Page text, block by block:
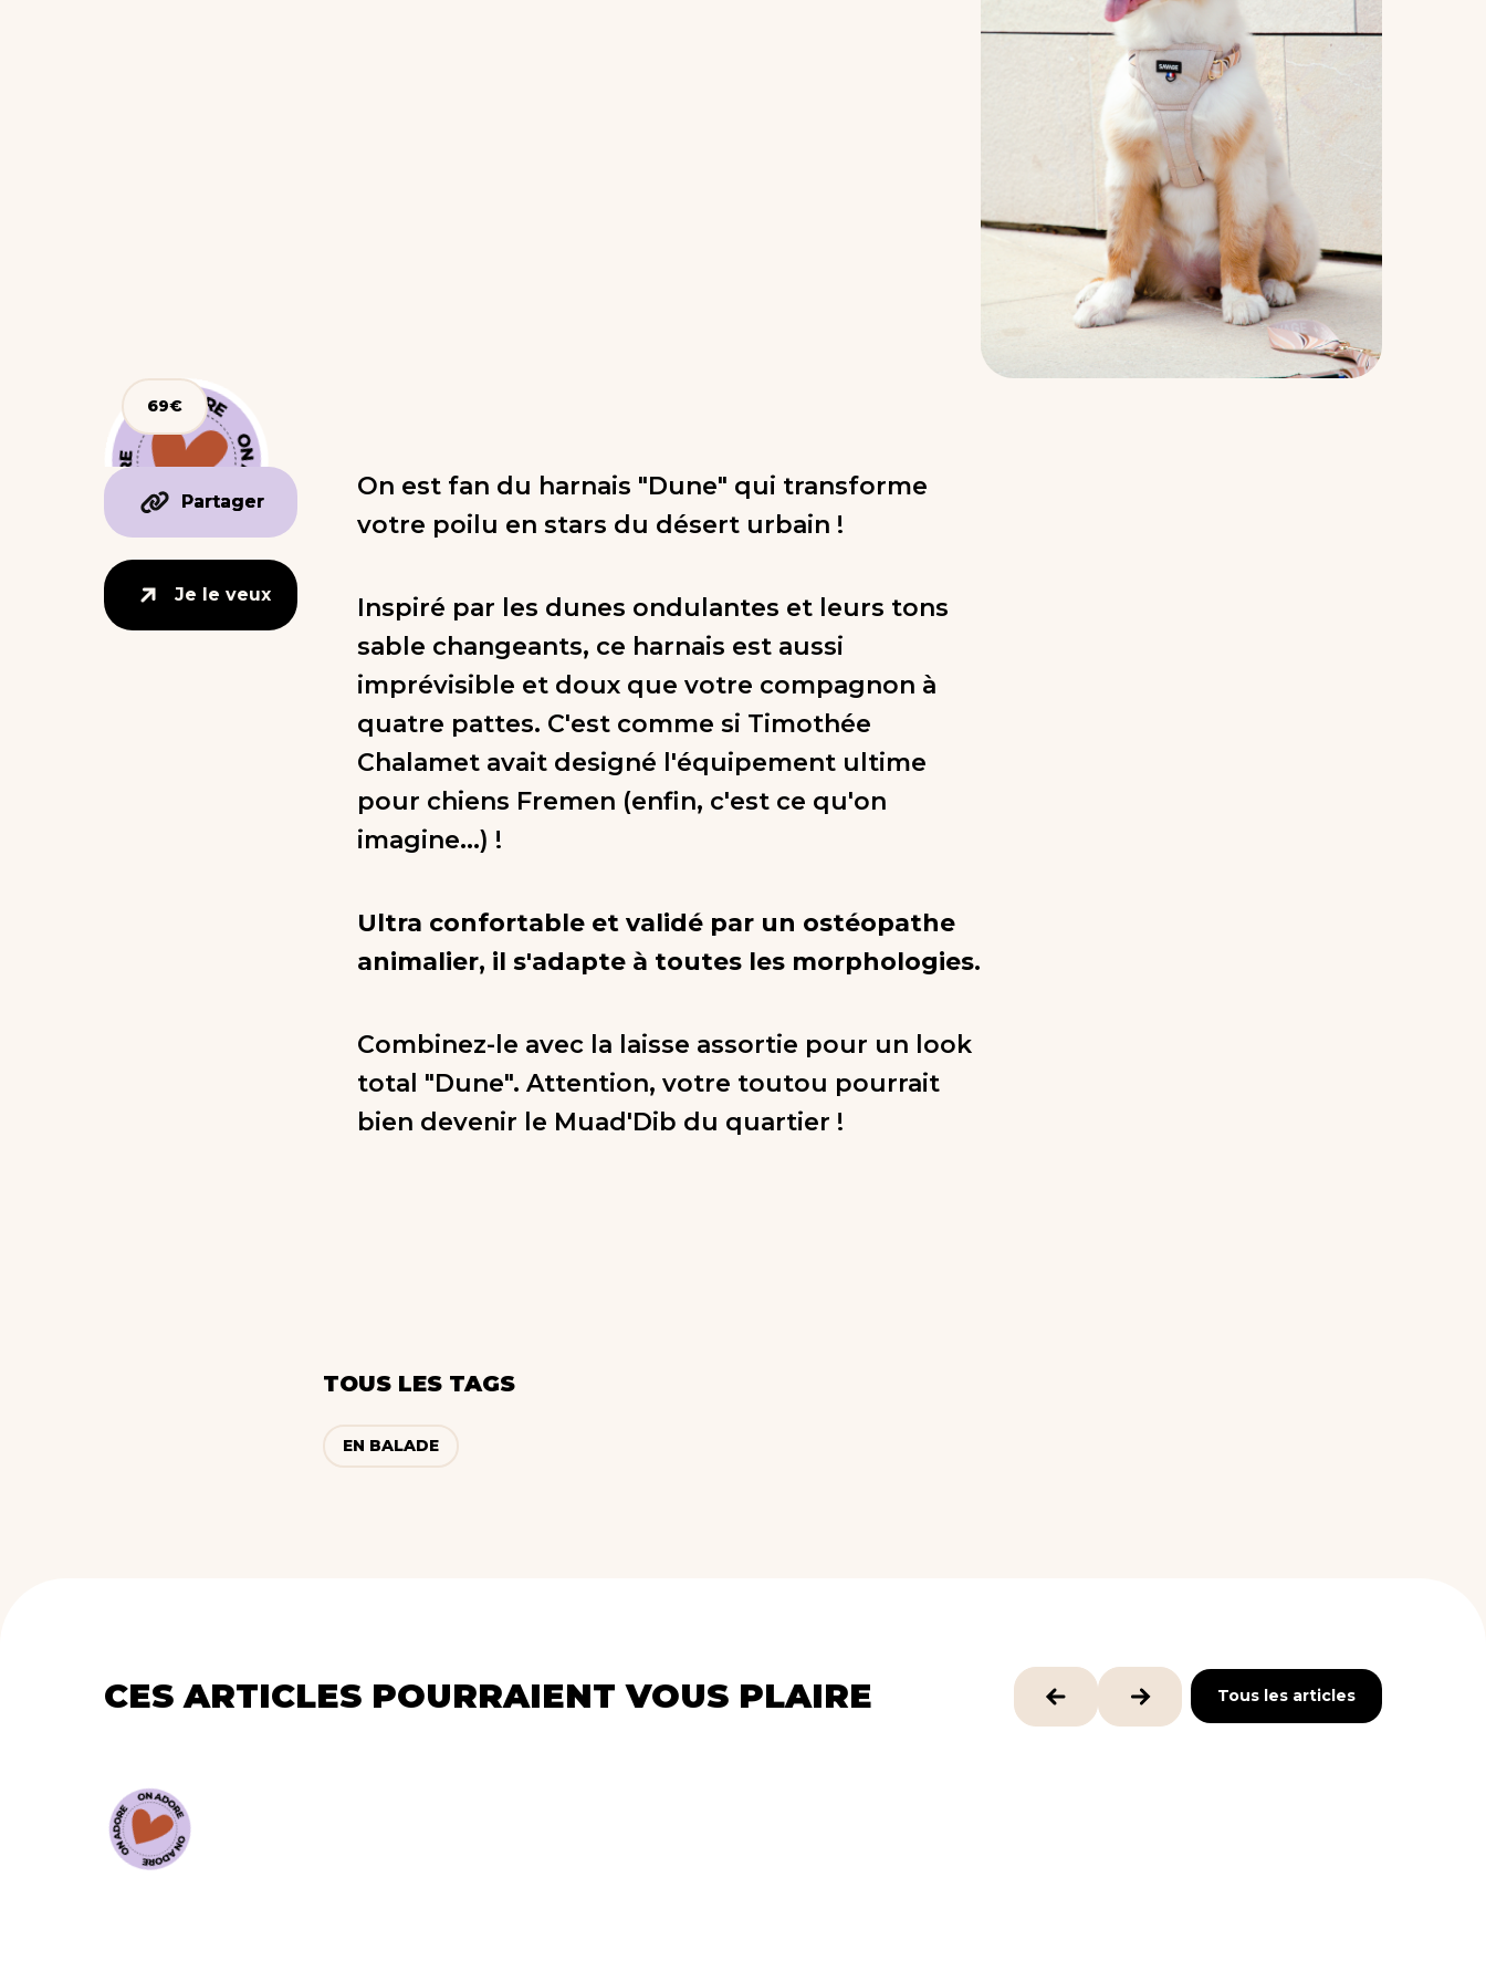
69€
Partager
Partager
Je le veux
Je le veux
On est fan du harnais "Dune" qui transforme
votre poilu en stars du désert urbain !
Inspiré par les dunes ondulantes et leurs tons
sable changeants, ce harnais est aussi
imprévisible et doux que votre compagnon à
quatre pattes. C'est comme si Timothée
Chalamet avait designé l'équipement ultime
pour chiens Fremen (enfin, c'est ce qu'on
imagine...) !
Ultra confortable et validé par un ostéopathe
animalier, il s'adapte à toutes les morphologies.
Combinez-le avec la laisse assortie pour un look
total "Dune". Attention, votre toutou pourrait
bien devenir le Muad'Dib du quartier !
TOUS LES TAGS
EN BALADE
CES ARTICLES POURRAIENT VOUS PLAIRE Tous les articles
Tous les articles